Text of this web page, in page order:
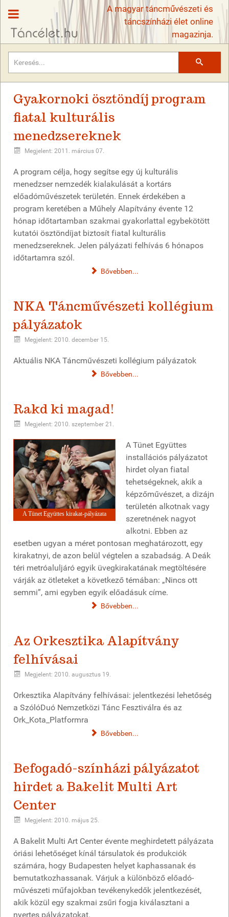
A magyar táncművészeti és
táncszínházi élet online
magazinja.
Gyakornoki ösztöndíj program
fiatal kulturális
menedzsereknek
Megjelent: 2011. március 07.
A program célja, hogy segítse egy új kulturális
menedzser nemzedék kialakulását a kortárs
előadóművészetek területén. Ennek érdekében a
program keretében a Műhely Alapítvány évente 12
hónap időtartamban szakmai gyakorlattal egybekötött
kutatói ösztöndíjat biztosít fiatal kulturális
menedzsereknek. Jelen pályázati felhívás 6 hónapos
időtartamra szól.
Bővebben...
NKA Táncművészeti kollégium
pályázatok
Megjelent: 2010. december 15.
Aktuális NKA Táncművészeti kollégium pályázatok
Bővebben...
Rakd ki magad!
Megjelent: 2010. szeptember 21.
A Tünet Együttes kirakat-pályázata
A Tünet Együttes
installációs pályázatot
hirdet olyan fiatal
tehetségeknek, akik a
képzőművészet, a dizájn
területén alkotnak vagy
szeretnének nagyot
alkotni. Ebben az
esetben ugyan a méret pontosan meghatározott, egy
kirakatnyi, de azon belül végtelen a szabadság. A Deák
téri metróaluljáró egyik üvegkirakatának megtöltésére
várják az ötleteket a következő témában: „Nincs ott
semmi”, ami egyben egyik előadásuk címe.
Bővebben...
Az Orkesztika Alapítvány
felhívásai
Megjelent: 2010. augusztus 19.
Orkesztika Alapítvány felhívásai: jelentkezési lehetőség
a SzólóDuó Nemzetközi Tánc Fesztiválra és az
Ork_Kota_Platformra
Bővebben...
Befogadó-színházi pályázatot
hirdet a Bakelit Multi Art
Center
Megjelent: 2010. május 25.
A Bakelit Multi Art Center évente meghirdetett pályázata
óriási lehetőséget kínál társulatok és produkciók
számára, hogy Budapesten helyet kaphassanak és
bemutatkozhassanak. Várjuk a különböző előadó-
művészeti műfajokban tevékenykedők jelentkezését,
akik közül egy szakmai zsűri fogja kiválasztani a
nyertes pályázatokat.